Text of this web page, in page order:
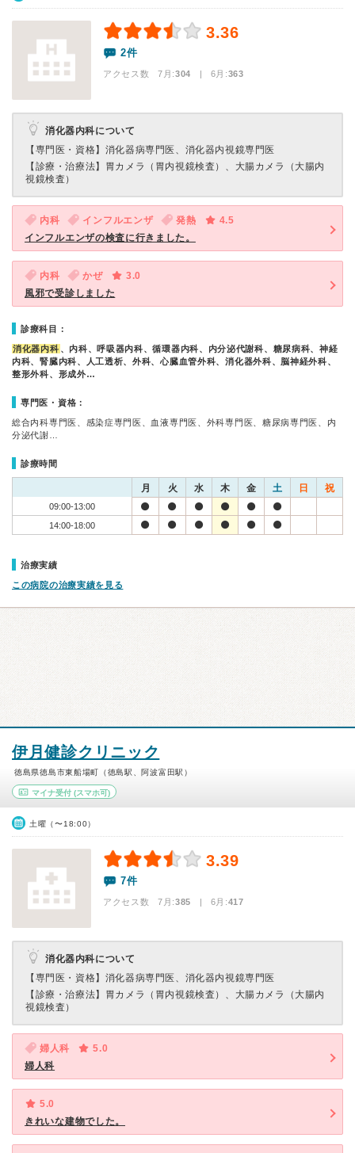
3.36
2件
アクセス数 7月:304 | 6月:363
消化器内科について
【専門医・資格】 消化器病専門医、消化器内視鏡専門医
【診療・治療法】 胃カメラ（胃内視鏡検査）、大腸カメラ（大腸内
視鏡検査）
内科 インフルエンザ 発熱
4.5
インフルエンザの検査に行きました。
内科 かぜ
3.0
風邪で受診しました
診療科目：
消化器内科 、内科、呼吸器内科、循環器内科、内分泌代謝科、糖尿病科、神経
内科、腎臓内科、人工透析、外科、心臓血管外科、消化器外科、脳神経外科、
整形外科、形成外…
専門医・資格：
総合内科専門医、感染症専門医、血液専門医、外科専門医、糖尿病専門医、内
分泌代謝…
診療時間
月 火 水 木 金 土 日 祝
09:00-13:00
14:00-18:00
治療実績
この病院の治療実績を見る
伊月健診クリニック
徳島県徳島市東船場町（徳島駅、阿波富田駅）
マイナ受付 (スマホ可)
土曜（〜18:00）
3.39
7件
アクセス数 7月:385 | 6月:417
消化器内科について
【専門医・資格】 消化器病専門医、消化器内視鏡専門医
【診療・治療法】 胃カメラ（胃内視鏡検査）、大腸カメラ（大腸内
視鏡検査）
婦人科
5.0
婦人科
5.0
きれいな建物でした。